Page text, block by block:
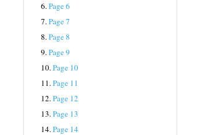
6.Page 6
7.Page 7
8.Page 8
9.Page 9
10.Page 10
11.Page 11
12.Page 12
13.Page 13
14.Page 14